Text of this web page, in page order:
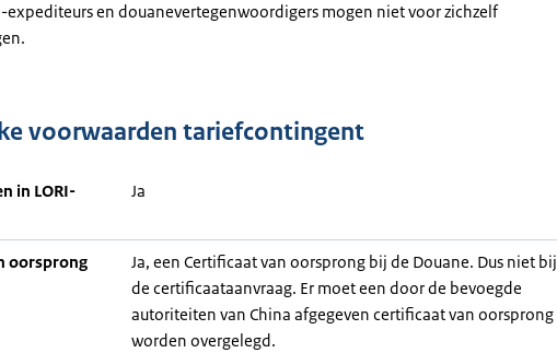
expediteurs en douanevertegenwoordigers mogen niet voor zichzelf
voorwaarden tariefcontingent
in LORI-
Ja
oorsprong
Ja, een Certificaat van oorsprong bij de Douane. Dus niet bij
de certificaataanvraag. Er moet een door de bevoegde
autoriteiten van China afgegeven certificaat van oorsprong
worden overgelegd.